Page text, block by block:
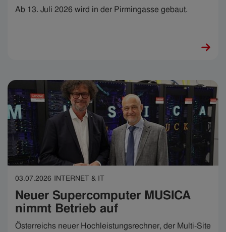
Ab 13. Juli 2026 wird in der Pirmingasse gebaut.
03.07.2026 INTERNET & IT
Neuer Supercomputer MUSICA
nimmt Betrieb auf
Österreichs neuer Hochleistungsrechner, der Multi-Site